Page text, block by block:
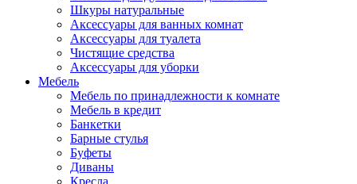
Шкуры натуральные
Аксессуары для ванных комнат
Аксессуары для туалета
Чистящие средства
Аксессуары для уборки
Мебель
Мебель по принадлежности к комнате
Мебель в кредит
Банкетки
Барные стулья
Буфеты
Диваны
Кресла